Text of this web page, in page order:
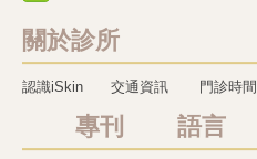
關於診所
認識iSkin 交通資訊 門診時間
專刊 語言